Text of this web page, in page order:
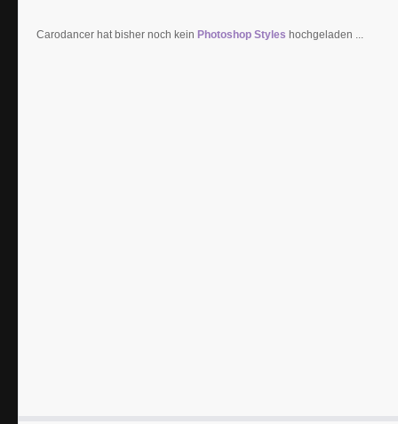
Carodancer hat bisher noch kein Photoshop Styles hochgeladen ...